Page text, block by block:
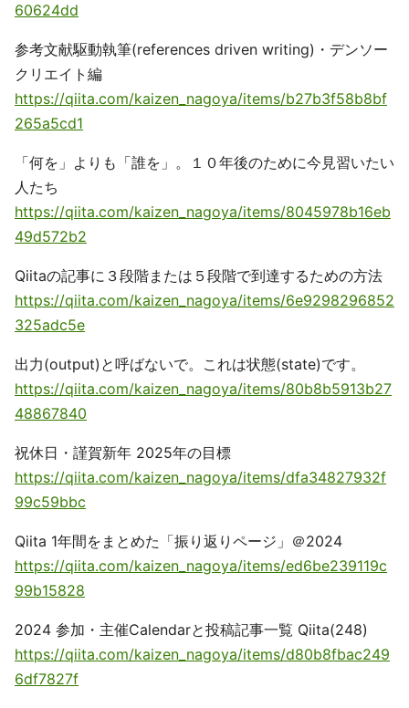
60624dd
参考文献駆動執筆(references driven writing)・デンソー
クリエイト編
https://qiita.com/kaizen_nagoya/items/b27b3f58b8bf
265a5cd1
「何を」よりも「誰を」。１０年後のために今見習いたい
人たち
https://qiita.com/kaizen_nagoya/items/8045978b16eb
49d572b2
Qiitaの記事に３段階または５段階で到達するための方法
https://qiita.com/kaizen_nagoya/items/6e9298296852
325adc5e
出力(output)と呼ばないで。これは状態(state)です。
https://qiita.com/kaizen_nagoya/items/80b8b5913b27
48867840
祝休日・謹賀新年 2025年の目標
https://qiita.com/kaizen_nagoya/items/dfa34827932f
99c59bbc
Qiita 1年間をまとめた「振り返りページ」＠2024
https://qiita.com/kaizen_nagoya/items/ed6be239119c
99b15828
2024 参加・主催Calendarと投稿記事一覧 Qiita(248)
https://qiita.com/kaizen_nagoya/items/d80b8fbac249
6df7827f